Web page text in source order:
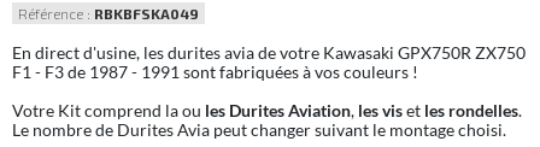
Référence : RBKBFSKA049
En direct d'usine, les durites avia de votre Kawasaki GPX750R ZX750
F1 - F3 de 1987 - 1991 sont fabriquées à vos couleurs !
Votre Kit comprend la ou les Durites Aviation, les viset les rondelles.
Le nombre de Durites Avia peut changer suivant le montage choisi.